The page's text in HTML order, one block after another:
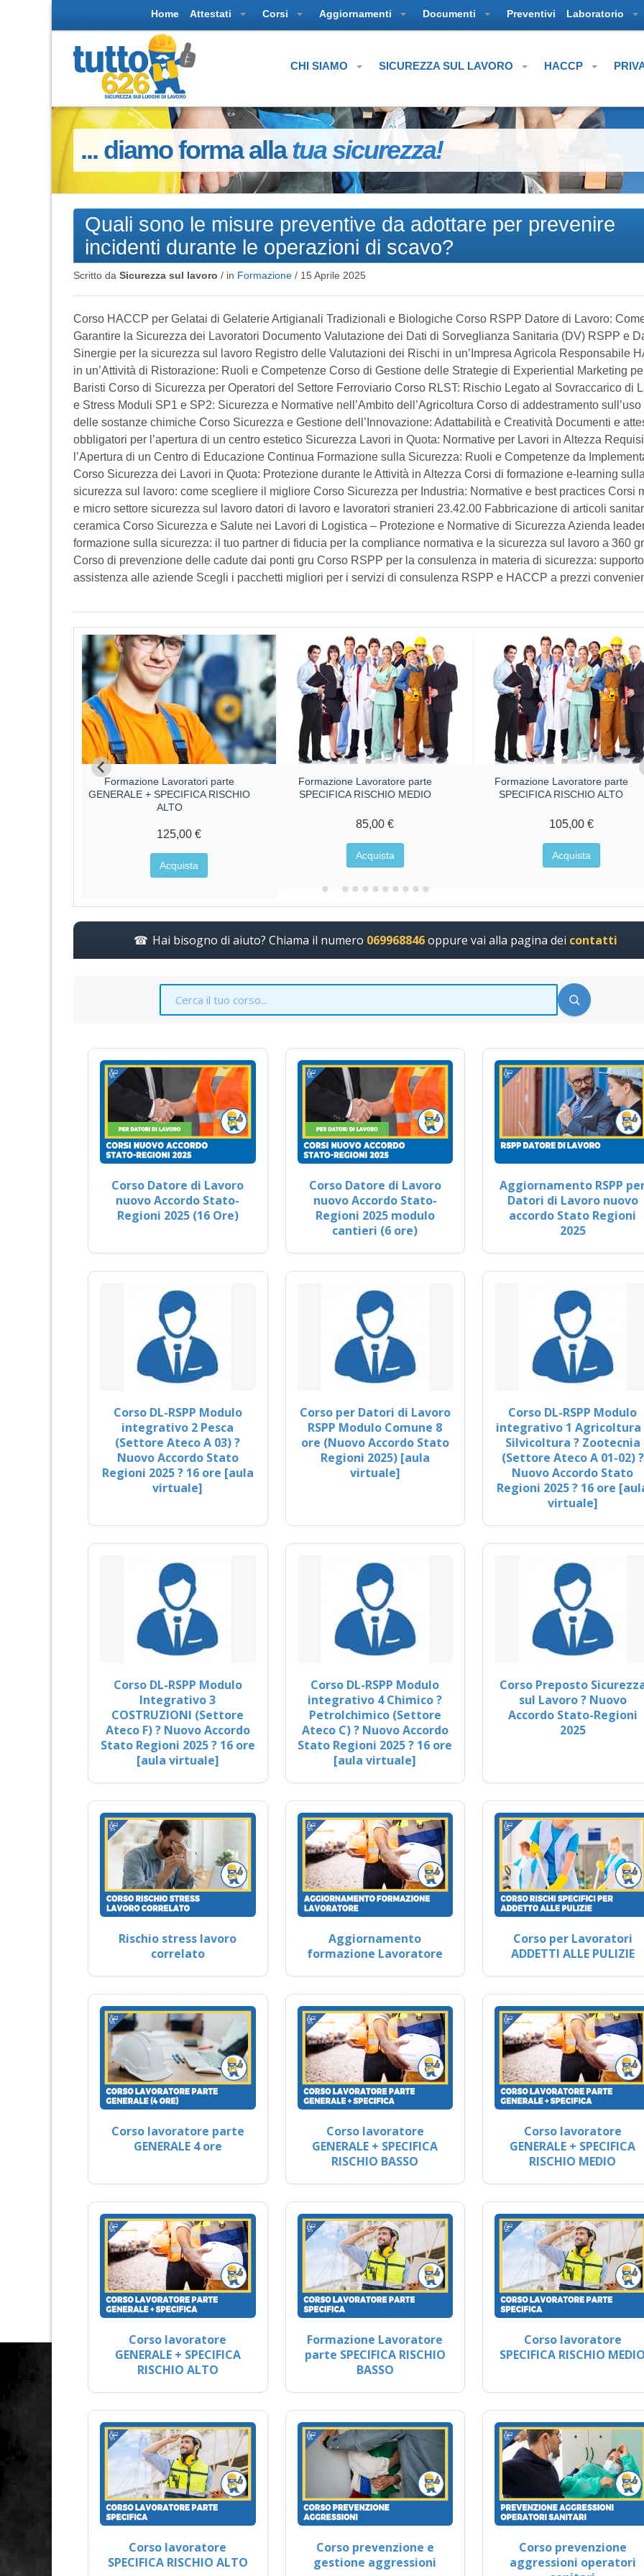
Home Attestati Corsi Aggiornamenti Documenti Preventivi Laboratorio
CHI SIAMO SICUREZZA SUL LAVORO HACCP
... diamo forma allatua sicurezza!
Quali sono le misure preventive da adottare per prevenire
incidenti durante le operazioni di scavo?
Scritto da Sicurezza sul lavoro / in Formazione / 15 Aprile 2025
Corso HACCP per Gelatai di Gelaterie Artigianali Tradizionali e Biologiche Corso RSPP Datore di Lavoro:
Garantire la Sicurezza dei Lavoratori Documento Valutazione dei Dati di Sorveglianza Sanitaria (DV) RSPP e
Sinergie per la sicurezza sul lavoro Registro delle Valutazioni dei Rischi in un’Impresa Agricola Responsabile
in un’Attività di Ristorazione: Ruoli e Competenze Corso di Gestione delle Strategie di Experiential Marketing
Baristi Corso di Sicurezza per Operatori del Settore Ferroviario Corso RLST: Rischio Legato al Sovraccarico di
e Stress Moduli SP1 e SP2: Sicurezza e Normative nell’Ambito dell’Agricoltura Corso di addestramento
delle sostanze chimiche Corso Sicurezza e Gestione dell’Innovazione: Adattabilità e Creatività Documenti e
obbligatori per l’apertura di un centro estetico Sicurezza Lavori in Quota: Normative per Lavori in Altezza
l’Apertura di un Centro di Educazione Continua Formazione sulla Sicurezza: Ruoli e Competenze da
Corso Sicurezza dei Lavori in Quota: Protezione durante le Attività in Altezza Corsi di formazione e-learning
sicurezza sul lavoro: come scegliere il migliore Corso Sicurezza per Industria: Normative e best practices Corsi
e micro settore sicurezza sul lavoro datori di lavoro e lavoratori stranieri 23.42.00 Fabbricazione di articoli
ceramica Corso Sicurezza e Salute nei Lavori di Logistica – Protezione e Normative di Sicurezza Azienda
formazione sulla sicurezza: il tuo partner di fiducia per la compliance normativa e la sicurezza sul lavoro a 360
Corso di prevenzione delle cadute dai ponti gru Corso RSPP per la consulenza in materia di sicurezza:
assistenza alle aziende Scegli i pacchetti migliori per i servizi di consulenza RSPP e HACCP a prezzi
Formazione Lavoratori parte
GENERALE + SPECIFICA RISCHIO
ALTO
125,00 €
Acquista
Formazione Lavoratore parte
SPECIFICA RISCHIO MEDIO
85,00 €
Acquista
Formazione Lavoratore parte
SPECIFICA RISCHIO ALTO
105,00 €
Acquista
Hai bisogno di aiuto? Chiama il numero 069968846oppure vai alla pagina dei contatti
Corso Datore di Lavoro
nuovo Accordo Stato-
Regioni 2025 (16 Ore)
Corso Datore di Lavoro
nuovo Accordo Stato-
Regioni 2025 modulo
cantieri (6 ore)
Aggiornamento RSPP
Datori di Lavoro nuovo
accordo Stato Regioni
2025
Corso DL-RSPP Modulo
integrativo 2 Pesca
(Settore Ateco A 03) ?
Nuovo Accordo Stato
Regioni 2025 ? 16 ore [aula
virtuale]
Corso per Datori di Lavoro
RSPP Modulo Comune 8
ore (Nuovo Accordo Stato
Regioni 2025) [aula
virtuale]
Corso DL-RSPP Modulo
integrativo 1 Agricoltura
Silvicoltura ? Zootecnia
(Settore Ateco A 01-02) ?
Nuovo Accordo Stato
Regioni 2025 ? 16 ore
virtuale]
Corso DL-RSPP Modulo
Integrativo 3
COSTRUZIONI (Settore
Ateco F) ? Nuovo Accordo
Stato Regioni 2025 ? 16 ore
[aula virtuale]
Corso DL-RSPP Modulo
integrativo 4 Chimico ?
Petrolchimico (Settore
Ateco C) ? Nuovo Accordo
Stato Regioni 2025 ? 16 ore
[aula virtuale]
Corso Preposto
sul Lavoro ? Nuovo
Accordo Stato-Regioni
2025
Rischio stress lavoro
correlato
Aggiornamento
formazione Lavoratore
Corso per Lavoratori
ADDETTI ALLE PULIZIE
Corso lavoratore parte
GENERALE 4 ore
Corso lavoratore
GENERALE + SPECIFICA
RISCHIO BASSO
Corso lavoratore
GENERALE + SPECIFICA
RISCHIO MEDIO
Corso lavoratore
GENERALE + SPECIFICA
RISCHIO ALTO
Formazione Lavoratore
parte SPECIFICA RISCHIO
BASSO
Corso lavoratore
SPECIFICA RISCHIO
Corso lavoratore
SPECIFICA RISCHIO ALTO
Corso prevenzione e
gestione aggressioni
Corso prevenzione
aggressioni operatori